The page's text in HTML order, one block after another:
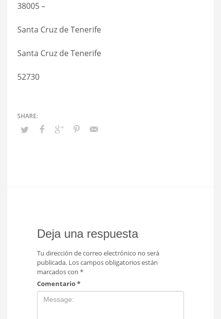
38005 –
Santa Cruz de Tenerife
Santa Cruz de Tenerife
52730
Deja una respuesta
Tu dirección de correo electrónico no será
publicada. Los campos obligatorios están
marcados con *
Comentario*